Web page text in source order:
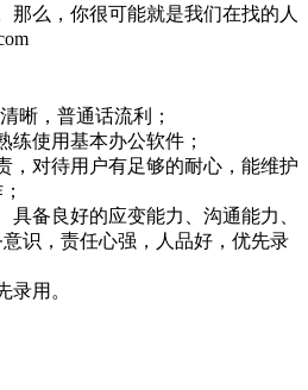
那么，你很可能就是我们在找的人
晰，普通话流利；
练使用基本办公软件；
，对待用户有足够的耐心，能维护
具备良好的应变能力、沟通能力、
识，责任心强，人品好，优先录
录用。